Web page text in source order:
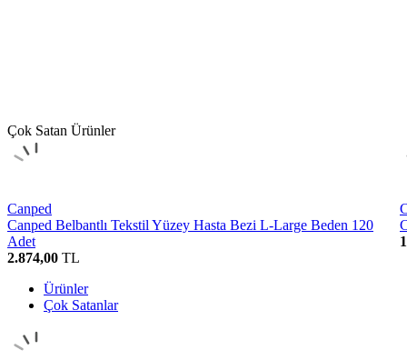
Çok Satan Ürünler
Canped
Canped Belbantlı Tekstil Yüzey Hasta Bezi L-Large Beden 120
Adet
2.874,00 TL
Ürünler
Çok Satanlar